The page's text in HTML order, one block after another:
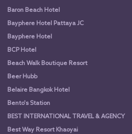
Baron Beach Hotel
Bayphere Hotel Pattaya JC
Bayphere Hotel
BCP Hotel
Beach Walk Boutique Resort
Beer Hubb
Belaire Bangkok Hotel
Bento's Station
BEST INTERNATIONAL TRAVEL & AGENCY
Best Way Resort Khaoyai